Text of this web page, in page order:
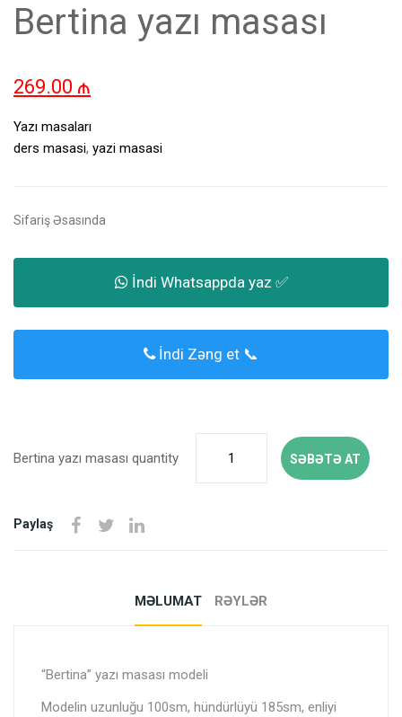
Bertina yazı masası
269.00 ₼
Yazı masaları
ders masasi, yazi masasi
Sifariş Əsasında
İndi Whatsappda yaz ✅
İndi Zəng et 📞
Bertina yazı masası quantity SƏBƏTƏ AT
Paylaş
MƏLUMAT RƏYLƏR
“Bertina” yazı masası modeli
Modelin uzunluğu 100sm, hündürlüyü 185sm, enliyi